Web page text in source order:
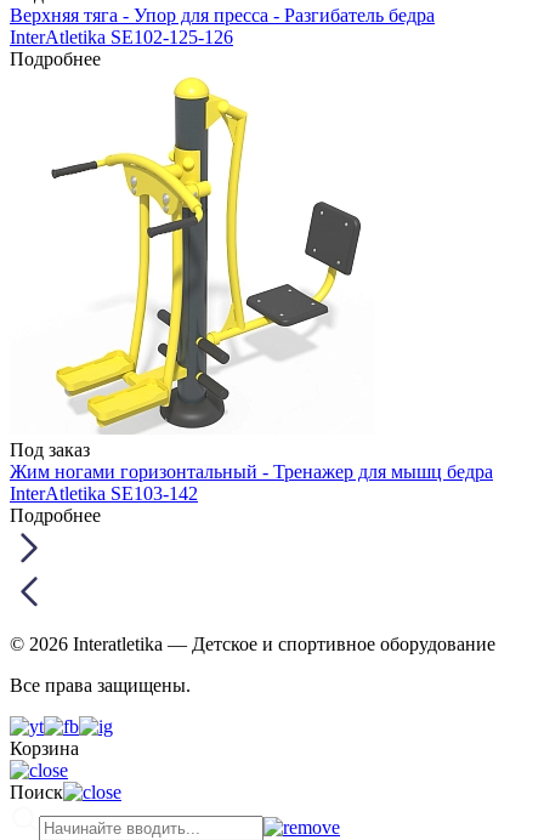
Верхняя тяга - Упор для пресса - Разгибатель бедра
InterAtletika SE102-125-126
Подробнее
Под заказ
Жим ногами горизонтальный - Тренажер для мышц бедра
InterAtletika SE103-142
Подробнее
© 2026 Interatletika — Детское и спортивное оборудование
Все права защищены.
Корзина
Поиск